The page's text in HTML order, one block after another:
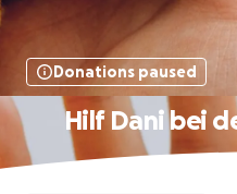
Donations paused
Hilf Dani bei